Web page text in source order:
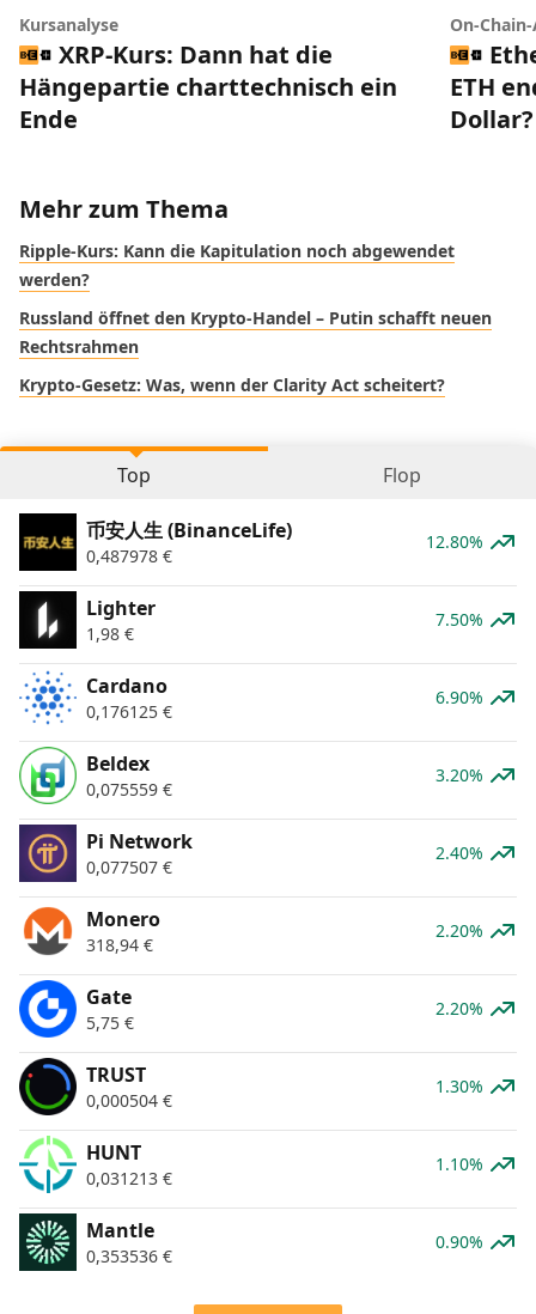
Kursanalyse
XRP-Kurs: Dann hat die
Hängepartie charttechnisch ein
Ende
On-
ETH
Dollar?
Mehr zum Thema
Ripple-Kurs: Kann die Kapitulation noch abgewendet
werden?
Russland öffnet den Krypto-Handel – Putin schafft neuen
Rechtsrahmen
Krypto-Gesetz: Was, wenn der Clarity Act scheitert?
Top Flop
币安人生 (BinanceLife)
0,487978 €
12.80%
Lighter
1,98 €
7.50%
Cardano
0,176125 €
6.90%
Beldex
0,075559 €
3.20%
Pi Network
0,077507 €
2.40%
Monero
318,94 €
2.20%
Gate
5,75 €
2.20%
TRUST
0,000504 €
1.30%
HUNT
0,031213 €
1.10%
Mantle
0,353536 €
0.90%